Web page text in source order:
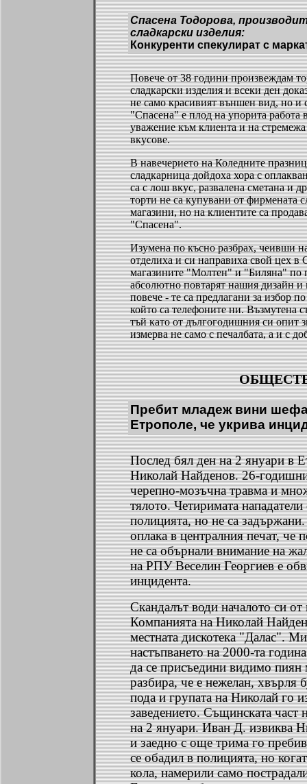
Спасена Тодорова,
сладкарски изделия:
Конкуренти спекулират с
Повече от 38 години произвеждам
сладкарски изделия и всеки ден
не само красивият външен вид, но и
"Спасена" е плод на упорита работа
уважение към клиента и на
вкусове.
В навечерието на Коледните
сладкарница дойдоха хора с
са с лош вкус, развалена сметана и
торти не са купувани от фирмената
магазини, но на клиентите са
"Спасена".
Изумена по късно разбрах, чеивши
отделиха и си направиха свой цех в
магазините "Молтен" и "Биляна" по
абсолютно повтарят нашия дизайн
повече - те са предлагани за избор
който са телефоните ни. Възмутена
тъй като от дългогодишния си опит
измерва не само с печалбата, а и с
Пребит младеж вини
Етрополе, че укрива
Послед бял ден на 2 януари в
Николай Найденов. 26-
черепно-мозъчна травма и
тялото. Четиримата
полицията, но не са
оплака в централния печат, че
не са обърнали внимание на
на РПУ Веселин Георгиев е
инцидента.
Скандалът води началото си
Компанията на Николай
местната дискотека "Далас".
настъпването на 2000-та
да се присъедини видимо пиян
разбира, че е нежелан, хвърля
пода и групата на Николай го
заведението. Същинската част
на 2 януари. Иван Д. извиква
и заедно с още трима го
се обадил в полицията, но
кола, намерили само